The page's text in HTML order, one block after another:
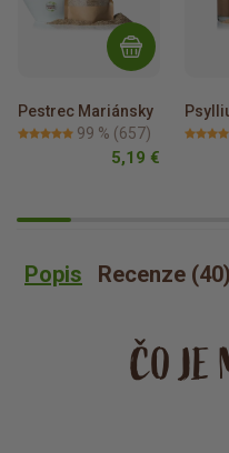
Pestrec Mariánsky
99 % (657)
5,19 €
Popis Recenze (40)
ČO JE